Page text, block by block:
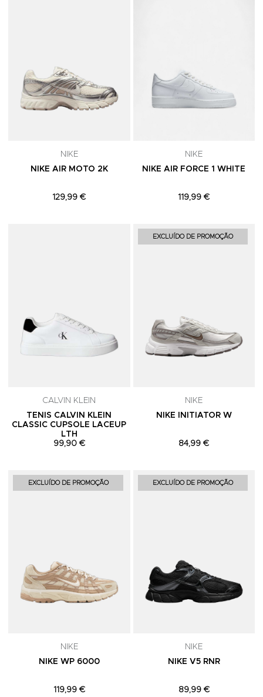
NIKE
NIKE AIR MOTO 2K
129,99 €
NIKE
NIKE AIR FORCE 1 WHITE
119,99 €
Adicionar aos Favoritos
CALVIN KLEIN
TENIS CALVIN KLEIN
CLASSIC CUPSOLE LACEUP
LTH
99,90 €
EXCLUÍDO DE PROMOÇÃO
NIKE
NIKE INITIATOR W
84,99 €
EXCLUÍDO DE PROMOÇÃO Adicionar aos Favoritos
NIKE
NIKE WP 6000
119,99 €
EXCLUÍDO DE PROMOÇÃO
NIKE
NIKE V5 RNR
89,99 €